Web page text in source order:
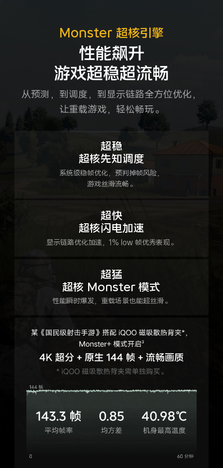
Monster 超核引擎
性能飙升
游戏超稳超流畅
从预测，到调度，到显示链路全方位优化，
让重载游戏，轻松畅玩。
超稳
超核先知调度
系统级稳帧优化，预判掉帧风险，
游戏丝滑流畅。
超快
超核闪电加速
显示链路优化加速， 1% low 帧优秀表现。
超猛
超核 Monster 模式
性能瞬时爆发， 重载场景也能超丝滑。